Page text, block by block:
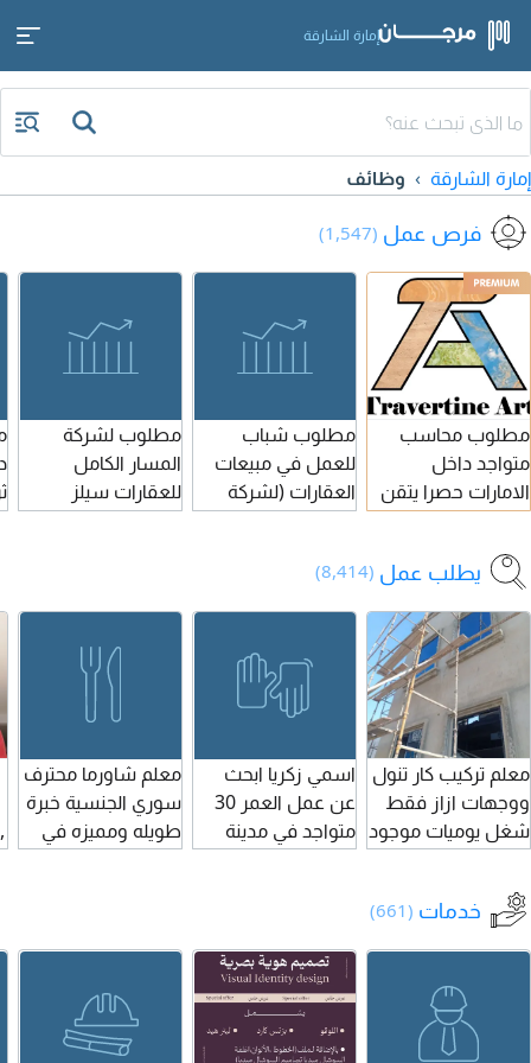
إمارة الشارقة
إمارة الشارقة وظائف
فرص عمل (1,547)
مطلوب محاسب
متواجد داخل
الامارات حصرا يتقن
اللغة الإنكليزي،
برنامج كويك بوكس،
الاقرار الضريبي
للتواصل حصرا عبر
الواتساب
مطلوب شباب
للعمل في مبيعات
العقارات (لشركة
المسار الكامل
وجود الخبرة ولكنها
مطلوب لشركة
المسار الكامل
للعقارات سيلز
مبيعات وتسويق
الشارقة وتوفر أيضا
وشريحة اتصال
ولابتوب وفترة
تدريب مجانيه العمل
عمولات تصل 50%
للتواصل ارسال أل
CV علي
يطلب عمل (8,414)
معلم تركيب كار تنول
ووجهات ازاز فقط
شغل يوميات موجود
باي امارة
اسمي زكريا ابحث
عن عمل العمر 30
متواجد في مدينة
معلم شاورما محترف
سوري الجنسية خبرة
طويله ومميزه في
للإعارة
خدمات (661)